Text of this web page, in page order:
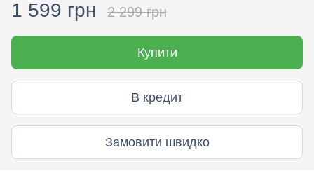
1 599 грн 2 299 грн
Купити
В кредит
Замовити швидко